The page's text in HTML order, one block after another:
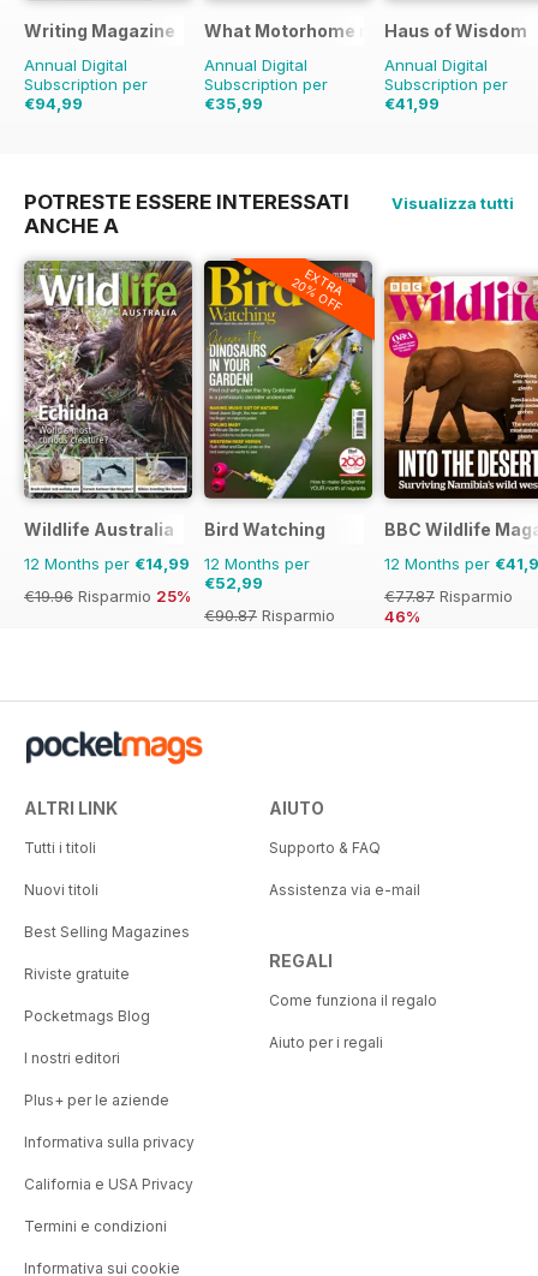
Writing Magazine
Annual Digital
Subscription per
€94,99
What Motorhome magazine
Annual Digital
Subscription per
€35,99
Haus of Wisdom
Annual Digital
Subscription per
€41,99
POTRESTE ESSERE INTERESSATI
ANCHE A
Visualizza tutti
Wildlife Australia
12 Months per €14,99
€19.96 Risparmio 25%
EXTRA
20% OFF
Bird Watching
12 Months per
€52,99
€90.87 Risparmio
BBC Wildlife
12 Months per
€77.87 Risparmio
46%
ALTRI LINK
Tutti i titoli
Nuovi titoli
Best Selling Magazines
Riviste gratuite
Pocketmags Blog
I nostri editori
Plus+ per le aziende
Informativa sulla privacy
California e USA Privacy
Termini e condizioni
Informativa sui cookie
AIUTO
Supporto & FAQ
Assistenza via e-mail
REGALI
Come funziona il regalo
Aiuto per i regali